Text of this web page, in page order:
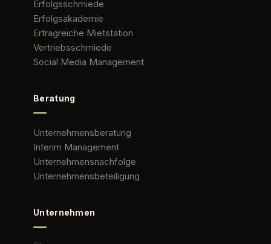
Erfolgsschmiede
Erfolgsakademie
Ertragreiche Mietstation
Vertriebsschmiede
Social Media Management
Beratung
Unternehmensberatung
Interim Management
Unternehmensnachfolge
Unternehmensbeteiligung
Unternehmen